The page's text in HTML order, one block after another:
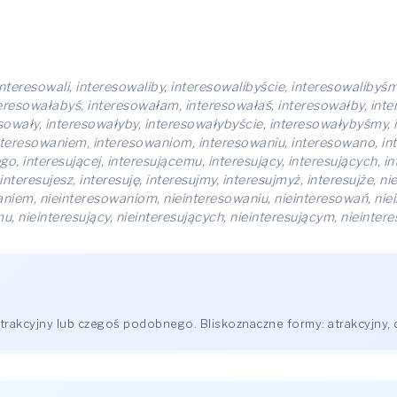
interesowaliby, interesowalibyście,
interesowałam, interesowałaś, interesowałby,
interesowałyby, interesowałybyście,
interesowaniom, interesowaniu, interesowano,
interesującej, interesującemu, interesujący, interesujących,
interesuję, interesujmy, interesujmyż, interesujże,
nieinteresowaniom, nieinteresowaniu, nieinteresowań,
nieinteresujący, nieinteresujących, nieinteresującym,
lub czegoś podobnego. Bliskoznaczne formy: atrakcyjny,